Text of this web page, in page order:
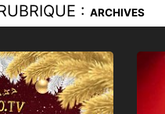
:ARCHIVES